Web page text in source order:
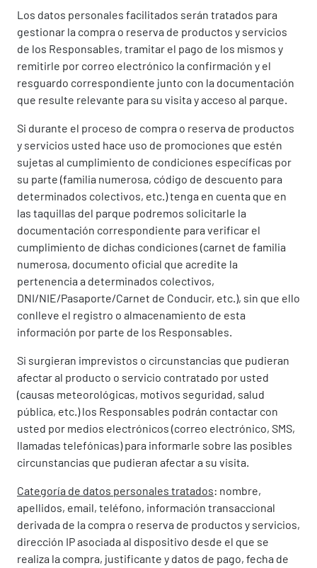
Los datos personales facilitados serán tratados para
gestionar la compra o reserva de productos y servicios
de los Responsables, tramitar el pago de los mismos y
remitirle por correo electrónico la confirmación y el
resguardo correspondiente junto con la documentación
que resulte relevante para su visita y acceso al parque.
Si durante el proceso de compra o reserva de productos
y servicios usted hace uso de promociones que estén
sujetas al cumplimiento de condiciones específicas por
su parte (familia numerosa, código de descuento para
determinados colectivos, etc.) tenga en cuenta que en
las taquillas del parque podremos solicitarle la
documentación correspondiente para verificar el
cumplimiento de dichas condiciones (carnet de familia
numerosa, documento oficial que acredite la
pertenencia a determinados colectivos,
DNI/NIE/Pasaporte/Carnet de Conducir, etc.), sin que ello
conlleve el registro o almacenamiento de esta
información por parte de los Responsables.
Si surgieran imprevistos o circunstancias que pudieran
afectar al producto o servicio contratado por usted
(causas meteorológicas, motivos seguridad, salud
pública, etc.) los Responsables podrán contactar con
usted por medios electrónicos (correo electrónico, SMS,
llamadas telefónicas) para informarle sobre las posibles
circunstancias que pudieran afectar a su visita.
Categoría de datos personales tratados: nombre,
apellidos, email, teléfono, información transaccional
derivada de la compra o reserva de productos y servicios,
dirección IP asociada al dispositivo desde el que se
realiza la compra, justificante y datos de pago, fecha de